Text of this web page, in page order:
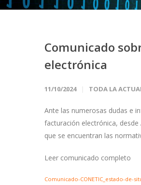
Comunicado
electrónica
11/10/2024 TODA LA
Ante las numerosas dudas e
facturación electrónica,
que se encuentran las
Leer comunicado completo
Comunicado-CONETIC_estado-